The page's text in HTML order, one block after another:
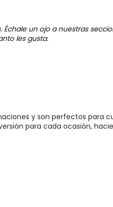
un ojo a nuestras
les gusta.
y son perfectos para
para cada ocasión,